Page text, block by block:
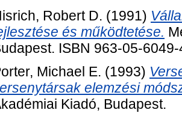
Robert D. (1991)
és működtetése.
ISBN 963-05-6049-
Michael E. (1993)
elemzési
Kiadó, Budapest.